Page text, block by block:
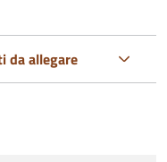
da allegare